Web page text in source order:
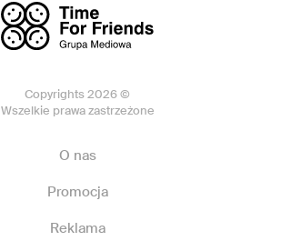
Copyrights 2026 ©
Wszelkie prawa zastrzeżone
O nas
Promocja
Reklama